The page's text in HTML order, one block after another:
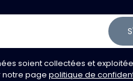
soient collectées et
notre pagepolitique de